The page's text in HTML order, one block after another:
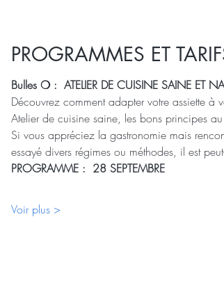
PROGRAMMES ET
Bulles ❍ :  ATELIER DE CUISINE SAINE ET
Découvrez comment adapter votre assiette à
Atelier de cuisine saine, les bons principes
Si vous appréciez la gastronomie mais
essayé divers régimes ou méthodes, il est
PROGRAMME :  28 SEPTEMBRE
Voir plus >